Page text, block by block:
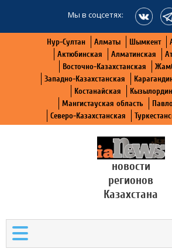
Мы в соцсетях:
Нур-Султан Алматы Шымкент
Актюбинская
Алматинская
Восточно-Казахстанская
Западно-Казахстанская
Костанайская
Мангистауская область
Северо-Казахстанская
новости
регионов
Казахстана